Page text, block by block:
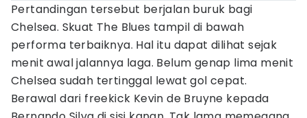
Pertandingan tersebut berjalan buruk bagi
Chelsea. Skuat The Blues tampil di bawah
performa terbaiknya. Hal itu dapat dilihat sejak
menit awal jalannya laga. Belum genap lima menit
Chelsea sudah tertinggal lewat gol cepat.
Berawal dari freekick Kevin de Bruyne kepada